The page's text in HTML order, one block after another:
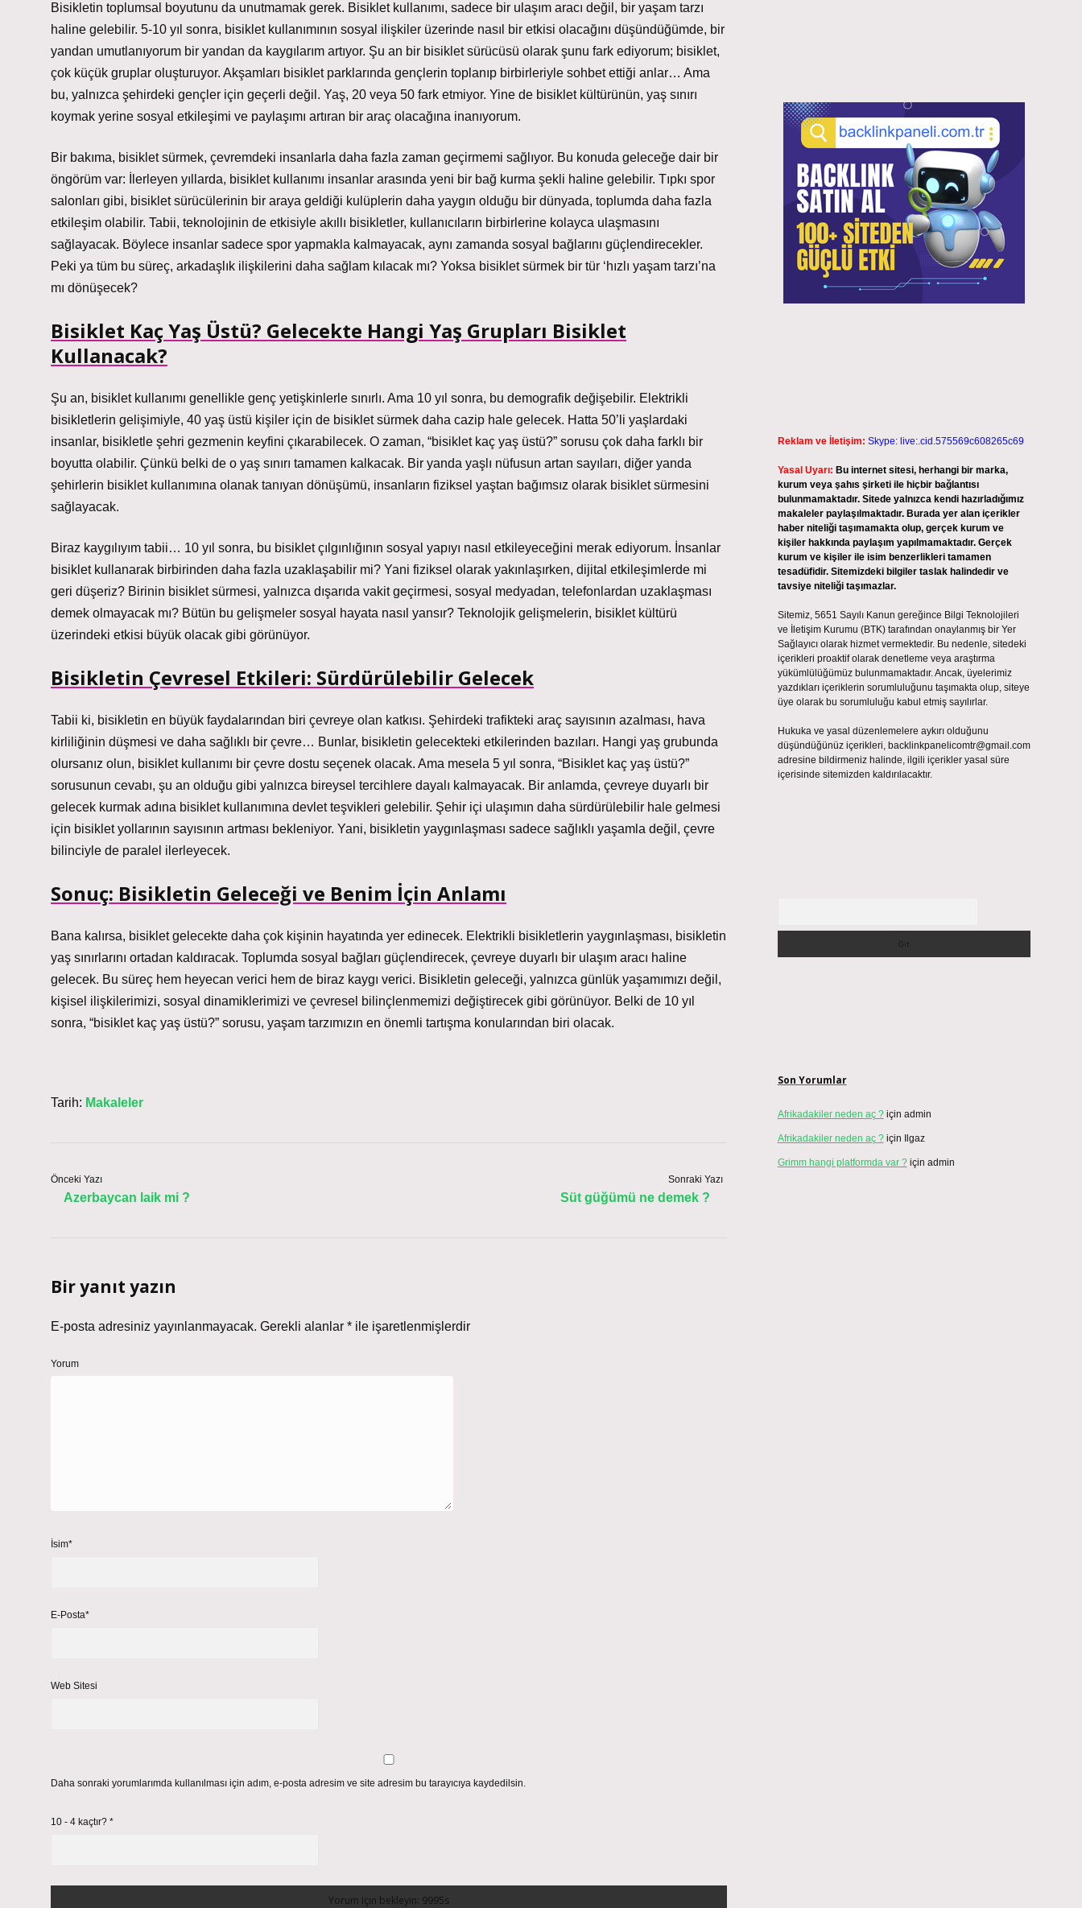
Bisikletin toplumsal boyutunu da unutmamak gerek. Bisiklet kullanımı, sadece bir ulaşım aracı değil, bir yaşam tarzı
haline gelebilir. 5-10 yıl sonra, bisiklet kullanımının sosyal ilişkiler üzerinde nasıl bir etkisi olacağını düşündüğümde, bir
yandan umutlanıyorum bir yandan da kaygılarım artıyor. Şu an bir bisiklet sürücüsü olarak şunu fark ediyorum; bisiklet,
çok küçük gruplar oluşturuyor. Akşamları bisiklet parklarında gençlerin toplanıp birbirleriyle sohbet ettiği anlar… Ama
bu, yalnızca şehirdeki gençler için geçerli değil. Yaş, 20 veya 50 fark etmiyor. Yine de bisiklet kültürünün, yaş sınırı
koymak yerine sosyal etkileşimi ve paylaşımı artıran bir araç olacağına inanıyorum.
Bir bakıma, bisiklet sürmek, çevremdeki insanlarla daha fazla zaman geçirmemi sağlıyor. Bu konuda geleceğe dair bir
öngörüm var: İlerleyen yıllarda, bisiklet kullanımı insanlar arasında yeni bir bağ kurma şekli haline gelebilir. Tıpkı spor
salonları gibi, bisiklet sürücülerinin bir araya geldiği kulüplerin daha yaygın olduğu bir dünyada, toplumda daha fazla
etkileşim olabilir. Tabii, teknolojinin de etkisiyle akıllı bisikletler, kullanıcıların birbirlerine kolayca ulaşmasını
sağlayacak. Böylece insanlar sadece spor yapmakla kalmayacak, aynı zamanda sosyal bağlarını güçlendirecekler.
Peki ya tüm bu süreç, arkadaşlık ilişkilerini daha sağlam kılacak mı? Yoksa bisiklet sürmek bir tür ‘hızlı yaşam tarzı’na
mı dönüşecek?
Bisiklet Kaç Yaş Üstü? Gelecekte Hangi Yaş Grupları Bisiklet
Kullanacak?
Şu an, bisiklet kullanımı genellikle genç yetişkinlerle sınırlı. Ama 10 yıl sonra, bu demografik değişebilir. Elektrikli
bisikletlerin gelişimiyle, 40 yaş üstü kişiler için de bisiklet sürmek daha cazip hale gelecek. Hatta 50’li yaşlardaki
insanlar, bisikletle şehri gezmenin keyfini çıkarabilecek. O zaman, “bisiklet kaç yaş üstü?” sorusu çok daha farklı bir
boyutta olabilir. Çünkü belki de o yaş sınırı tamamen kalkacak. Bir yanda yaşlı nüfusun artan sayıları, diğer yanda
şehirlerin bisiklet kullanımına olanak tanıyan dönüşümü, insanların fiziksel yaştan bağımsız olarak bisiklet sürmesini
sağlayacak.
Biraz kaygılıyım tabii… 10 yıl sonra, bu bisiklet çılgınlığının sosyal yapıyı nasıl etkileyeceğini merak ediyorum. İnsanlar
bisiklet kullanarak birbirinden daha fazla uzaklaşabilir mi? Yani fiziksel olarak yakınlaşırken, dijital etkileşimlerde mi
geri düşeriz? Birinin bisiklet sürmesi, yalnızca dışarıda vakit geçirmesi, sosyal medyadan, telefonlardan uzaklaşması
demek olmayacak mı? Bütün bu gelişmeler sosyal hayata nasıl yansır? Teknolojik gelişmelerin, bisiklet kültürü
üzerindeki etkisi büyük olacak gibi görünüyor.
Bisikletin Çevresel Etkileri: Sürdürülebilir Gelecek
Tabii ki, bisikletin en büyük faydalarından biri çevreye olan katkısı. Şehirdeki trafikteki araç sayısının azalması, hava
kirliliğinin düşmesi ve daha sağlıklı bir çevre… Bunlar, bisikletin gelecekteki etkilerinden bazıları. Hangi yaş grubunda
olursanız olun, bisiklet kullanımı bir çevre dostu seçenek olacak. Ama mesela 5 yıl sonra, “Bisiklet kaç yaş üstü?”
sorusunun cevabı, şu an olduğu gibi yalnızca bireysel tercihlere dayalı kalmayacak. Bir anlamda, çevreye duyarlı bir
gelecek kurmak adına bisiklet kullanımına devlet teşvikleri gelebilir. Şehir içi ulaşımın daha sürdürülebilir hale gelmesi
için bisiklet yollarının sayısının artması bekleniyor. Yani, bisikletin yaygınlaşması sadece sağlıklı yaşamla değil, çevre
bilinciyle de paralel ilerleyecek.
Sonuç: Bisikletin Geleceği ve Benim İçin Anlamı
Bana kalırsa, bisiklet gelecekte daha çok kişinin hayatında yer edinecek. Elektrikli bisikletlerin yaygınlaşması, bisikletin
yaş sınırlarını ortadan kaldıracak. Toplumda sosyal bağları güçlendirecek, çevreye duyarlı bir ulaşım aracı haline
gelecek. Bu süreç hem heyecan verici hem de biraz kaygı verici. Bisikletin geleceği, yalnızca günlük yaşamımızı değil,
kişisel ilişkilerimizi, sosyal dinamiklerimizi ve çevresel bilinçlenmemizi değiştirecek gibi görünüyor. Belki de 10 yıl
sonra, “bisiklet kaç yaş üstü?” sorusu, yaşam tarzımızın en önemli tartışma konularından biri olacak.
Tarih: Makaleler
Önceki Yazı
Azerbaycan laik mi ?
Sonraki Yazı
Süt güğümü ne demek ?
Bir yanıt yazın
E-posta adresiniz yayınlanmayacak. Gerekli alanlar * ile işaretlenmişlerdir
Yorum
İsim*
E-Posta*
Web Sitesi
Daha sonraki yorumlarımda kullanılması için adım, e-posta adresim ve site adresim bu tarayıcıya kaydedilsin.
10 - 4 kaçtır? *
Reklam ve İletişim: Skype: live:.cid.575569c608265c69
Yasal Uyarı: Bu internet sitesi, herhangi bir marka,
kurum veya şahıs şirketi ile hiçbir bağlantısı
bulunmamaktadır. Sitede yalnızca kendi hazırladığımız
makaleler paylaşılmaktadır. Burada yer alan içerikler
haber niteliği taşımamakta olup, gerçek kurum ve
kişiler hakkında paylaşım yapılmamaktadır. Gerçek
kurum ve kişiler ile isim benzerlikleri tamamen
tesadüfidir. Sitemizdeki bilgiler taslak halindedir ve
tavsiye niteliği taşımazlar.
Sitemiz, 5651 Sayılı Kanun gereğince Bilgi Teknolojileri
ve İletişim Kurumu (BTK) tarafından onaylanmış bir Yer
Sağlayıcı olarak hizmet vermektedir. Bu nedenle, sitedeki
içerikleri proaktif olarak denetleme veya araştırma
yükümlülüğümüz bulunmamaktadır. Ancak, üyelerimiz
yazdıkları içeriklerin sorumluluğunu taşımakta olup, siteye
üye olarak bu sorumluluğu kabul etmiş sayılırlar.
Hukuka ve yasal düzenlemelere aykırı olduğunu
düşündüğünüz içerikleri, backlinkpanelicomtr@gmail.com
adresine bildirmeniz halinde, ilgili içerikler yasal süre
içerisinde sitemizden kaldırılacaktır.
Son Yorumlar
Afrikadakiler neden aç ?için admin
Afrikadakiler neden aç ?için Ilgaz
Grimm hangi platformda var ?için admin